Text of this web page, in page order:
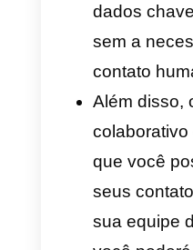
muito
esse
Depois
seguinte